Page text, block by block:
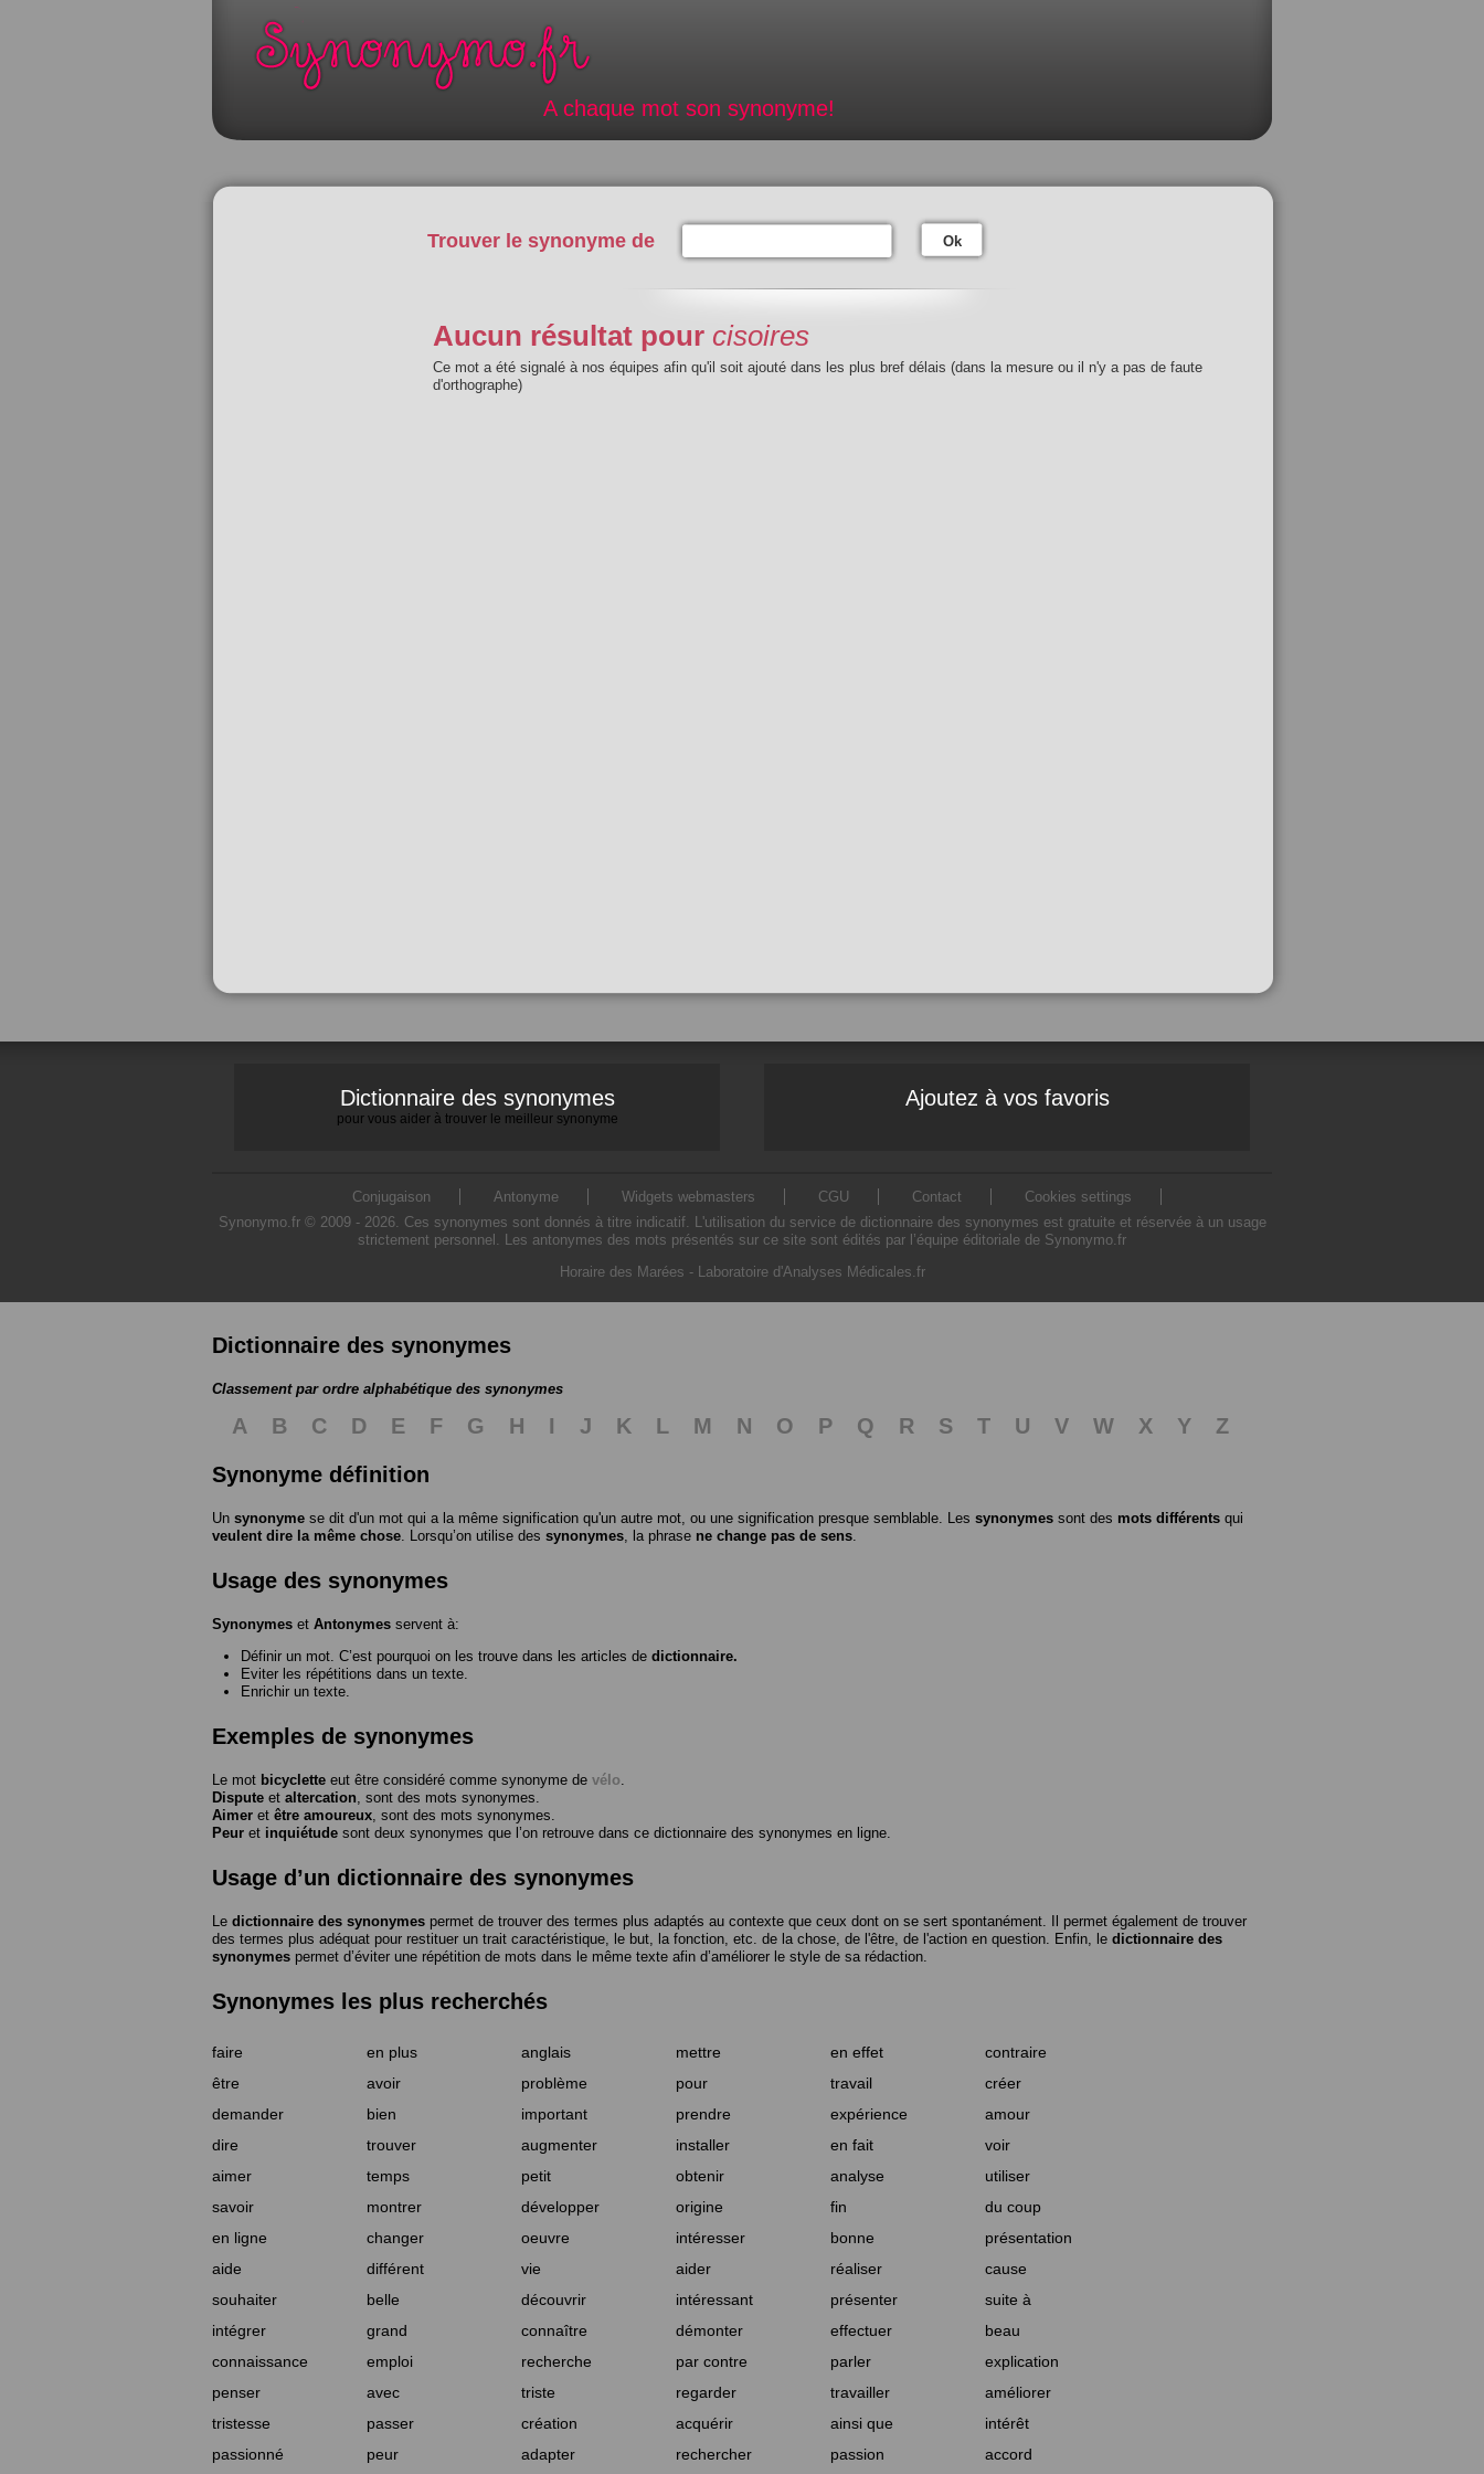
A chaque mot son synonyme!
Trouver le synonyme de Ok
Aucun résultat pour cisoires
Ce mot a été signalé à nos équipes afin qu'il soit ajouté dans les plus bref délais (dans la mesure ou il n'y a pas de faute
d'orthographe)
Dictionnaire des synonymes
pour vous aider à trouver le meilleur synonyme
Ajoutez à vos favoris
Conjugaison Antonyme Widgets webmasters CGU Contact
Cookies settings
Synonymo.fr © 2009 - 2026. Ces synonymes sont donnés à titre indicatif. L'utilisation du service de dictionnaire des synonymes est gratuite et réservée à un usage
strictement personnel. Les antonymes des mots présentés sur ce site sont édités par l’équipe éditoriale de Synonymo.fr
Horaire des Marées - Laboratoire d'Analyses Médicales.fr
Dictionnaire des synonymes
Classement par ordre alphabétique des synonymes
A B C D E F G H I J K L M N O P Q R S T U V W X Y
Z
Synonyme définition
Un synonyme se dit d'un mot qui a la même signification qu'un autre mot, ou une signification presque semblable. Les synonymes sont des mots différents qui
veulent dire la même chose . Lorsqu’on utilise des synonymes , la phrase ne change pas de sens
Usage des synonymes
Synonymes et Antonymes servent à:
Définir un mot. C’est pourquoi on les trouve dans les articles de dictionnaire.
Eviter les répétitions dans un texte.
Enrichir un texte.
Exemples de synonymes
Le mot bicyclette eut être considéré comme synonyme de vélo
Dispute et altercation , sont des mots synonymes.
Aimer et être amoureux , sont des mots synonymes.
Peur et inquiétude sont deux synonymes que l’on retrouve dans ce dictionnaire des synonymes en ligne.
Usage d’un dictionnaire des synonymes
Le dictionnaire des synonymes permet de trouver des termes plus adaptés au contexte que ceux dont on se sert spontanément. Il permet également de trouver
des termes plus adéquat pour restituer un trait caractéristique, le but, la fonction, etc. de la chose, de l'être, de l'action en question. Enfin, le dictionnaire des
synonymes permet d’éviter une répétition de mots dans le même texte afin d’améliorer le style de sa rédaction.
Synonymes les plus recherchés
faire en plus anglais mettre en effet
contraire
être
avoir problème pour travail
créer
demander
bien important prendre expérience
amour
dire
trouver augmenter installer en fait
voir
aimer
temps petit obtenir analyse
utiliser
savoir
montrer développer origine fin
du coup
en ligne
changer oeuvre intéresser bonne
présentation
aide
différent vie aider réaliser
cause
souhaiter
belle découvrir intéressant présenter
suite à
intégrer
grand connaître démonter effectuer
beau
connaissance
emploi recherche par contre parler
explication
penser
avec triste regarder travailler
améliorer
tristesse
passer création acquérir ainsi que
intérêt
passionné
peur adapter rechercher passion accord